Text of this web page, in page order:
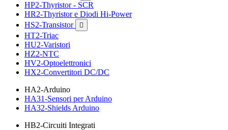
HP2-Thyristor - SCR
HR2-Thyristor e Diodi Hi-Power
HS2-Transistor

HT2-Triac
HU2-Varistori
HZ2-NTC
HV2-Optoelettronici
HX2-Convertitori DC/DC
HA2-Arduino
HA31-Sensori per Arduino
HA32-Shields Arduino
HB2-Circuiti Integrati